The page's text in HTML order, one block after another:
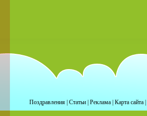
Поздравления| Статьи| Реклама| Карта сайта|